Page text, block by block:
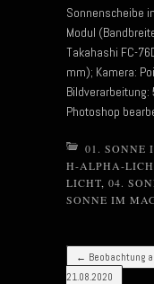
Sonnenscheibe
Modul
Takahashi FC-
mm); Kamera:
Bildverarbeitung:
Photoshop
01. SONNE
H-ALPHA-
LICHT 04.
SONNE IM
Post
← Beobachtung
21.08.2020